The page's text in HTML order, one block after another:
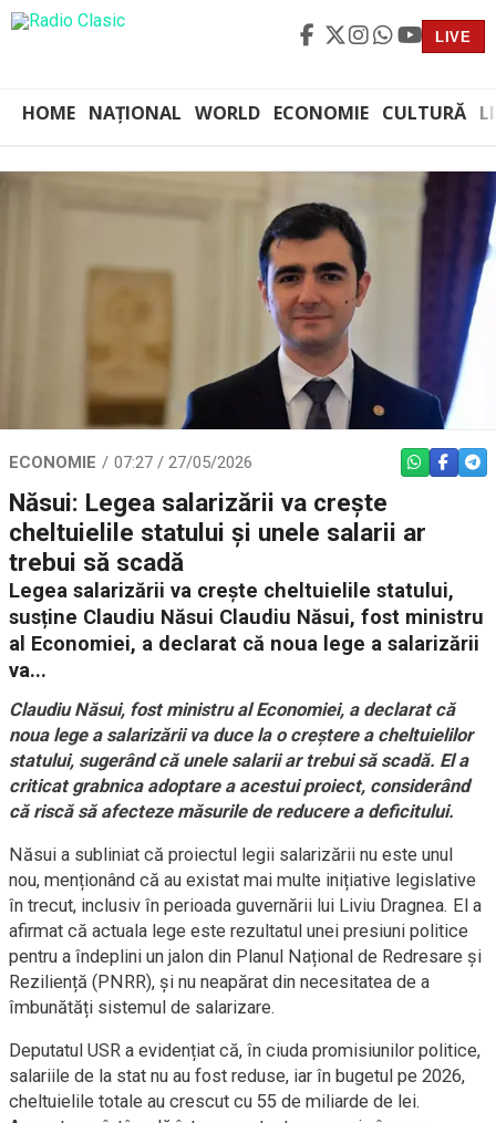
LIVE
HOME NAȚIONAL WORLD ECONOMIE CULTURĂ
ECONOMIE 07:27 / 27/05/2026 WHATSAPP
Năsui: Legea salarizării va crește
cheltuielile statului și unele salarii ar
trebui să scadă
Legea salarizării va crește cheltuielile statului,
susține Claudiu Năsui Claudiu Năsui, fost ministru
al Economiei, a declarat că noua lege a salarizării
va...
Claudiu Năsui, fost ministru al Economiei, a declarat că
noua lege a salarizării va duce la o creștere a cheltuielilor
statului, sugerând că unele salarii ar trebui să scadă. El a
criticat grabnica adoptare a acestui proiect, considerând
că riscă să afecteze măsurile de reducere a deficitului.
Năsui a subliniat că proiectul legii salarizării nu este unul
nou, menționând că au existat mai multe inițiative legislative
în trecut, inclusiv în perioada guvernării lui Liviu Dragnea. El a
afirmat că actuala lege este rezultatul unei presiuni politice
pentru a îndeplini un jalon din Planul Național de Redresare și
Reziliență (PNRR), și nu neapărat din necesitatea de a
îmbunătăți sistemul de salarizare.
Deputatul USR a evidențiat că, în ciuda promisiunilor politice,
salariile de la stat nu au fost reduse, iar în bugetul pe 2026,
cheltuielile totale au crescut cu 55 de miliarde de lei.